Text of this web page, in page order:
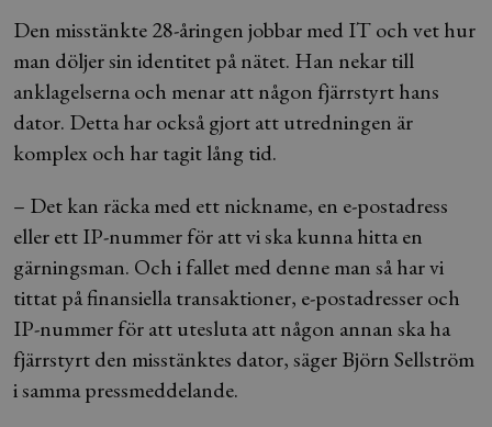
Den misstänkte 28-åringen jobbar med IT och vet hur
man döljer sin identitet på nätet. Han nekar till
anklagelserna och menar att någon fjärrstyrt hans
dator. Detta har också gjort att utredningen är
komplex och har tagit lång tid.
– Det kan räcka med ett nickname, en e-postadress
eller ett IP-nummer för att vi ska kunna hitta en
gärningsman. Och i fallet med denne man så har vi
tittat på finansiella transaktioner, e-postadresser och
IP-nummer för att utesluta att någon annan ska ha
fjärrstyrt den misstänktes dator, säger Björn Sellström
i samma pressmeddelande.